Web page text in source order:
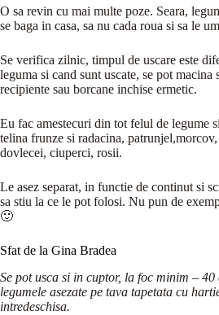
O sa revin cu mai multe poze. Seara,
se baga in casa, sa nu cada roua si sa le
Se verifica zilnic, timpul de uscare este
leguma si cand sunt uscate, se pot macina
recipiente sau borcane inchise ermetic.
Eu fac amestecuri din tot felul de legume
telina frunze si radacina,
dovlecei, ciuperci, rosii.
Le asez separat, in functie de continut si
sa stiu la ce le pot folosi. Nu pun de
🙂
Sfat de la Gina Bradea
Se pot usca si in cuptor, la foc minim – 40
legumele asezate pe tava tapetata cu
intredeschisa.